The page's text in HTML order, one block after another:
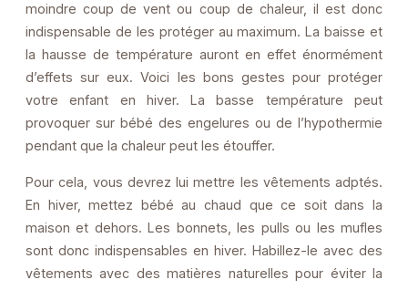
moindre coup de vent ou coup de chaleur, il est donc
indispensable de les protéger au maximum. La baisse et
la hausse de température auront en effet énormément
d’effets sur eux. Voici les bons gestes pour protéger
votre enfant en hiver. La basse température peut
provoquer sur bébé des engelures ou de l’hypothermie
pendant que la chaleur peut les étouffer.
Pour cela, vous devrez lui mettre les vêtements adptés.
En hiver, mettez bébé au chaud que ce soit dans la
maison et dehors. Les bonnets, les pulls ou les mufles
sont donc indispensables en hiver. Habillez-le avec des
vêtements avec des matières naturelles pour éviter la